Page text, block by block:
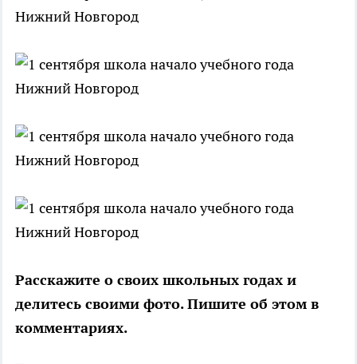
Расскажите о своих школьных годах и
делитесь своими фото. Пишите об этом в
комментариях.